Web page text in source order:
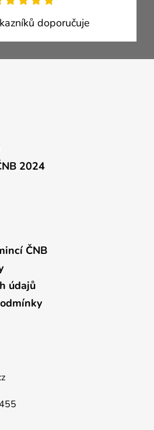
doporučuje
2024
ČNB
údajů